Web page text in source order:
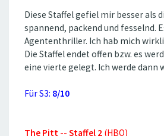
Diese Staffel gefiel mir besser als
spannend, packend und fesselnd.
Agententhriller. Ich hab mich
Die Staffel endet offen bzw. es
eine vierte gelegt. Ich werde dann
Für S3: 8/10
The Pitt -- Staffel 2 (HBO)